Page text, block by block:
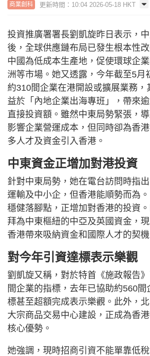
商業創科 更新時間：10:04 2026-05-18 HKT
投資推廣署署長劉凱旋昨日表示，
後，全球供應鏈布局已發生根本性
中國為低成本生產地，促使環球企
洲等市場。她又透露，今年截至5月
約310間企業在港開設或擴展業務，
益於「內地企業出海專班」，帶來
直接投資額。雖然中東局勢緊張，
影響企業營運成本，但同時卻為香
多人才及資金引入香港。
中東資金正增加對港投資
針對中東局勢，她在電台訪問時指
運輸及中小企，但香港能順勢而為
穩健落腳點，正增加對香港的投資
拜為中東樞紐的中亞及英國資金，
香港帶來吸納資金和國際人才的契機
對今年引資達標表示樂觀
劉凱旋又稱，對於特首《施政報告
間企業的指標，去年已協助約560間
標甚至超額完成表示樂觀。此外，
大宗商品交易中心建設，正成為香
核心優勢。
她強調，現時招商引資不能單靠低